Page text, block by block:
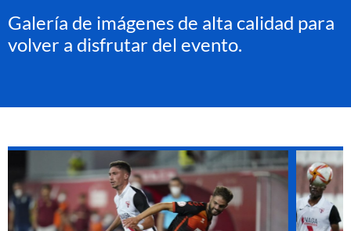
Galería de imágenes de alta calidad para
volver a disfrutar del evento.